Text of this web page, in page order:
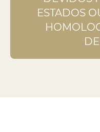
ESTADOS